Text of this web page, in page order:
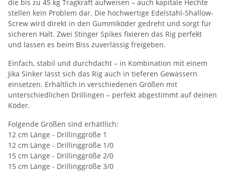
die bis zu 45 kg Tragkraft aufweisen – auch kapitale Hechte
stellen kein Problem dar. Die hochwertige Edelstahl-Shallow-
Screw wird direkt in den Gummiköder gedreht und sorgt für
sicheren Halt. Zwei Stinger Spikes fixieren das Rig perfekt
und lassen es beim Biss zuverlässig freigeben.
Einfach, stabil und durchdacht – in Kombination mit einem
Jika Sinker lässt sich das Rig auch in tieferen Gewässern
einsetzen. Erhältlich in verschiedenen Größen mit
unterschiedlichen Drillingen – perfekt abgestimmt auf deinen
Köder.
Folgende Größen sind erhätllich:
12 cm Länge - Drillinggröße 1
12 cm Länge - Drillinggröße 1/0
15 cm Länge - Drillinggröße 2/0
15 cm Länge - Drillinggröße 3/0